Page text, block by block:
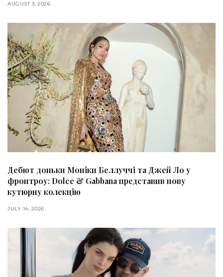
AUGUST 3, 2026
Дебют доньки Моніки Беллуччі та Джей Ло у
фронтроу: Dolce & Gabbana представив нову
кутюрну колекцію
JULY 14, 2026